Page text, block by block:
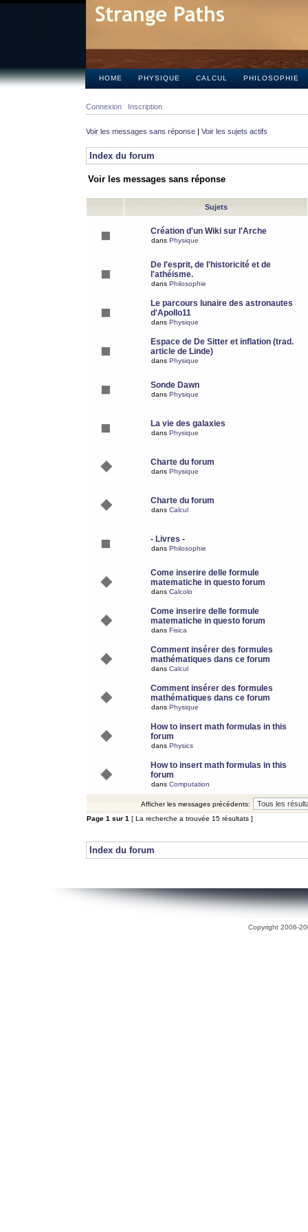
HOME PHYSIQUE CALCUL PHILOSOPHIE
Connexion Inscription
Voir les messages sans réponse | Voir les sujets actifs
Index du forum
Voir les messages sans réponse
Sujets
Création d'un Wiki sur l'Arche
dans Physique
De l'esprit, de l'historicité et de
l'athéisme.
dans Philosophie
Le parcours lunaire des astronautes
d'Apollo11
dans Physique
Espace de De Sitter et inflation (trad.
article de Linde)
dans Physique
Sonde Dawn
dans Physique
La vie des galaxies
dans Physique
Charte du forum
dans Physique
Charte du forum
dans Calcul
- Livres -
dans Philosophie
Come inserire delle formule
matematiche in questo forum
dans Calcolo
Come inserire delle formule
matematiche in questo forum
dans Fisica
Comment insérer des formules
mathématiques dans ce forum
dans Calcul
Comment insérer des formules
mathématiques dans ce forum
dans Physique
How to insert math formulas in this
forum
dans Physics
How to insert math formulas in this
forum
dans Computation
Afficher les messages précédents:
Page 1 sur 1 [ La recherche a trouvée 15 résultats ]
Index du forum
Copyright 2006-